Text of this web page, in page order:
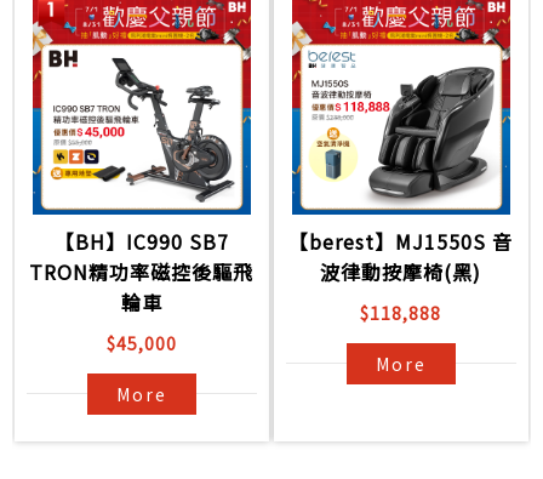
【BH】IC990 SB7
TRON精功率磁控後驅飛
輪車
$45,000
More
【berest】MJ1550S 音
波律動按摩椅(黑)
$118,888
More